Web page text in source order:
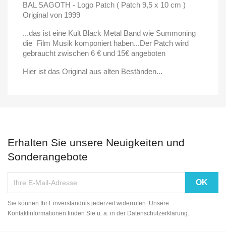
BAL SAGOTH - Logo Patch ( Patch 9,5 x 10 cm )
Original von 1999
...das ist eine Kult Black Metal Band wie Summoning
die Film Musik komponiert haben...Der Patch wird
gebraucht zwischen 6 € und 15€ angeboten
Hier ist das Original aus alten Beständen...
Erhalten Sie unsere Neuigkeiten und
Sonderangebote
Sie können Ihr Einverständnis jederzeit widerrufen. Unsere
Kontaktinformationen finden Sie u. a. in der Datenschutzerklärung.